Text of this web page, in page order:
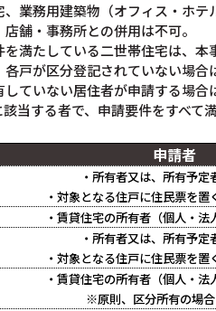
業務用建築物（オフィス・ホテ
舗・事務所との併用は不可。
満たしている二世帯住宅は、
戸が区分登記されていない場合
ていない居住者が申請する場合
当する者で、申請要件をすべて
申請者
・所有者又は、所有予定
・対象となる住戸に住民票を置
・賃貸住宅の所有者（個人・法
・所有者又は、所有予定
・対象となる住戸に住民票を置
・賃貸住宅の所有者（個人・法
※原則、区分所有の場合